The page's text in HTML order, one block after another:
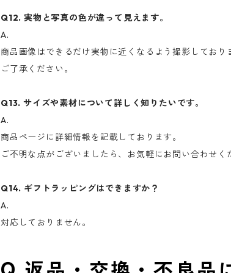
Q12. 実物と写真の色が違って見えます。
A.
商品画像はできるだけ実物に近くなるよう撮影してお
ご了承ください。
Q13. サイズや素材について詳しく知りたいです。
A.
商品ページに詳細情報を記載しております。
ご不明な点がございましたら、お気軽にお問い合わせく
Q14. ギフトラッピングはできますか？
A.
対応しておりません。